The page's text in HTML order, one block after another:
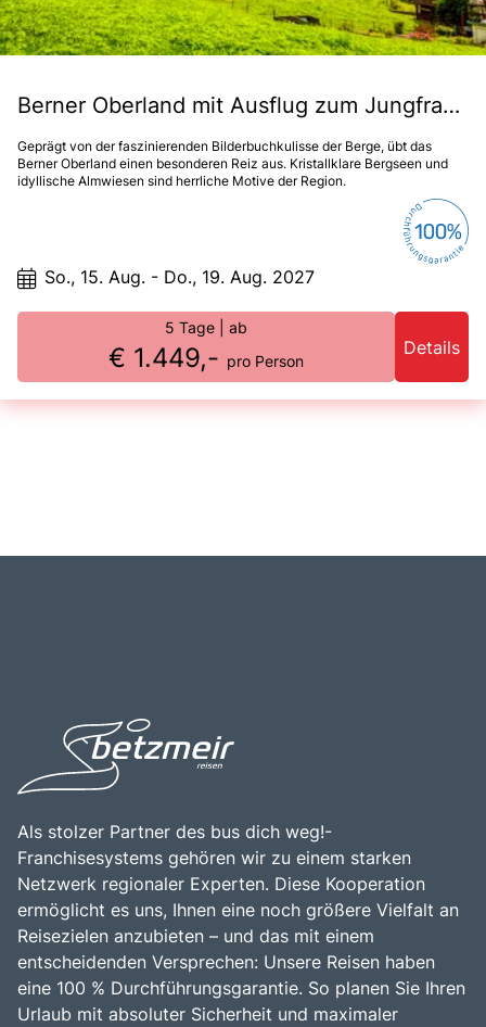
Berner Oberland mit Ausflug zum Jungfraujoch
Geprägt von der faszinierenden Bilderbuchkulisse der Berge, übt das
Berner Oberland einen besonderen Reiz aus. Kristallklare Bergseen und
idyllische Almwiesen sind herrliche Motive der Region.
So., 15. Aug. - Do., 19. Aug. 2027
5 Tage | ab
€ 1.449,- pro Person
Details
Als stolzer Partner des bus dich weg!-
Franchisesystems gehören wir zu einem starken
Netzwerk regionaler Experten. Diese Kooperation
ermöglicht es uns, Ihnen eine noch größere Vielfalt an
Reisezielen anzubieten – und das mit einem
entscheidenden Versprechen: Unsere Reisen haben
eine 100 % Durchführungsgarantie. So planen Sie Ihren
Urlaub mit absoluter Sicherheit und maximaler